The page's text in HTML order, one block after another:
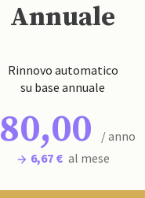
Annuale
Rinnovo automatico
su base annuale
80,00
/ anno
6,67 € al mese